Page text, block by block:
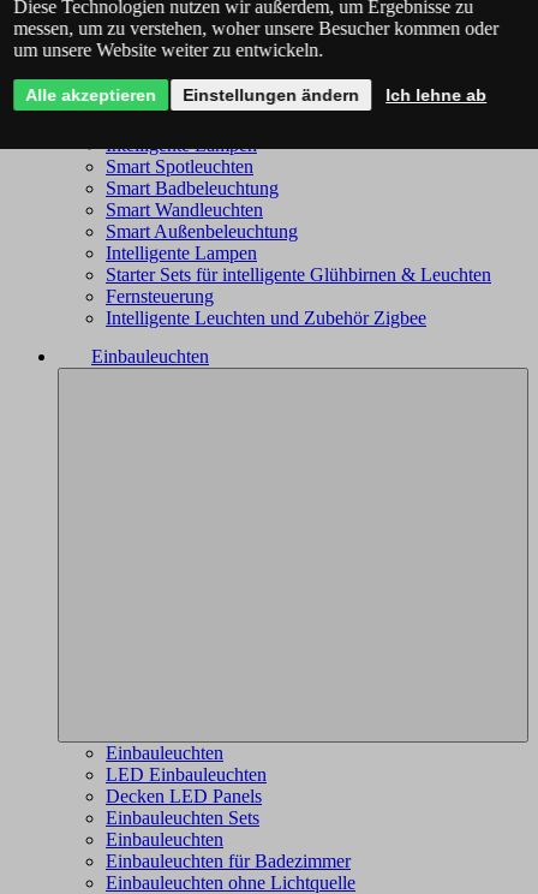
Philips Hue - das komplette Angebot
Immax NEO - komplettes Sortiment
Trio Wiz - das komplette Angebot
Smart Kronleuchter
Smart Deckenleuchten
Intelligente Lampen
Smart Spotleuchten
Smart Badbeleuchtung
Smart Wandleuchten
Smart Außenbeleuchtung
Intelligente Lampen
Starter Sets für intelligente Glühbirnen & Leuchten
Fernsteuerung
Intelligente Leuchten und Zubehör Zigbee
Einbauleuchten
Einbauleuchten
LED Einbauleuchten
Decken LED Panels
Einbauleuchten Sets
Einbauleuchten
Einbauleuchten für Badezimmer
Einbauleuchten ohne Lichtquelle
Diese Technologien nutzen wir außerdem, um Ergebnisse zu
messen, um zu verstehen, woher unsere Besucher kommen oder
um unsere Website weiter zu entwickeln.
Alle akzeptieren Einstellungen ändern Ich lehne ab